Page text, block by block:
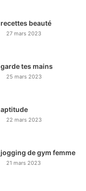
recettes beauté
27 mars 2023
garde tes mains
25 mars 2023
aptitude
22 mars 2023
jogging de gym femme
21 mars 2023